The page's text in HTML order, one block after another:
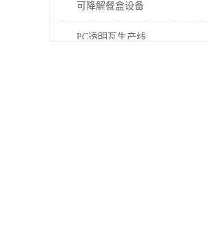
可降解餐盒设备
PC透明瓦生产线